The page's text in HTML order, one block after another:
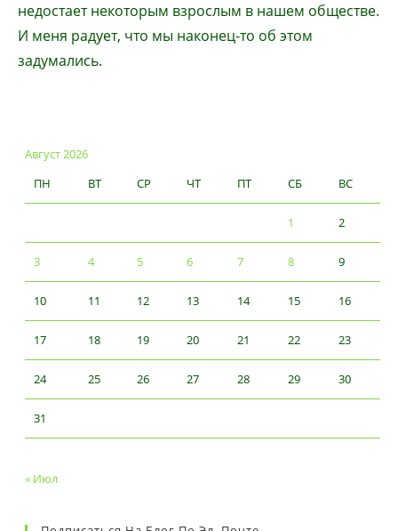
недостает некоторым взрослым в нашем обществе.
И меня радует, что мы наконец-то об этом
задумались.
Август 2026
ПН
ВТ СР ЧТ ПТ СБ ВС
1 2
3 4 5 6 7 8 9
10 11 12 13 14 15 16
17 18 19 20 21 22 23
24 25 26 27 28 29 30
31
« Июл